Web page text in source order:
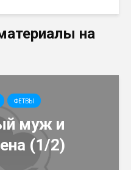
на
ФЕТВЫ
муж и
(1/2)